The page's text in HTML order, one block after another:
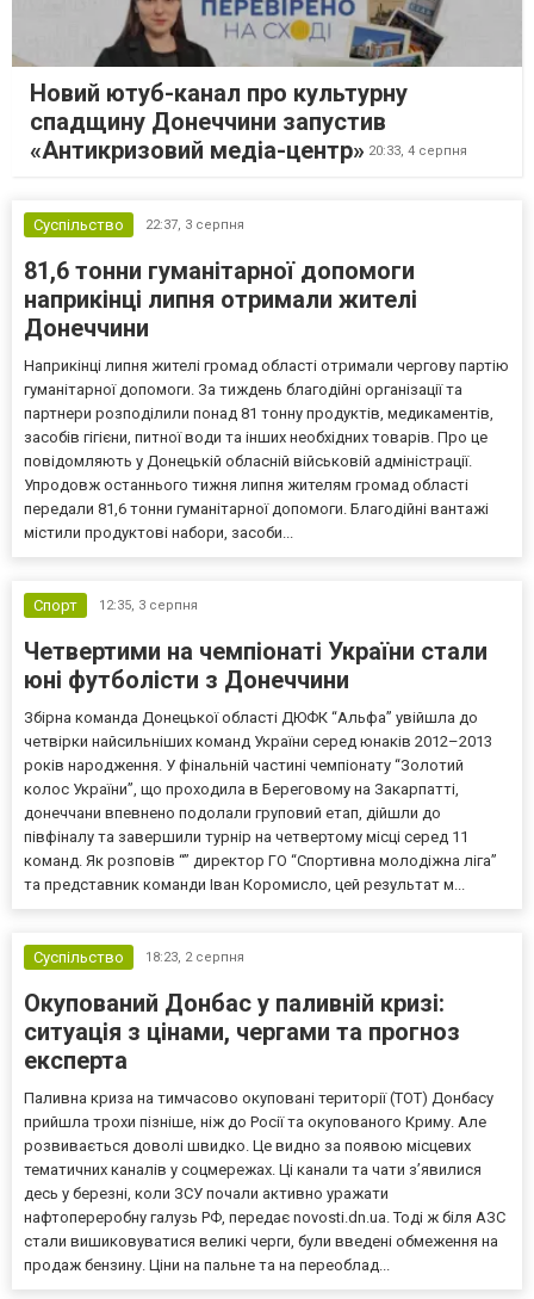
Новий ютуб-канал про культурну
спадщину Донеччини запустив
«Антикризовий медіа-центр» 20:33, 4 серпня
Суспільство 22:37, 3 серпня
81,6 тонни гуманітарної допомоги
наприкінці липня отримали жителі
Донеччини
Наприкінці липня жителі громад області отримали чергову партію
гуманітарної допомоги. За тиждень благодійні організації та
партнери розподілили понад 81 тонну продуктів, медикаментів,
засобів гігієни, питної води та інших необхідних товарів. Про це
повідомляють у Донецькій обласній військовій адміністрації.
Упродовж останнього тижня липня жителям громад області
передали 81,6 тонни гуманітарної допомоги. Благодійні вантажі
містили продуктові набори, засоби...
Спорт 12:35, 3 серпня
Четвертими на чемпіонаті України стали
юні футболісти з Донеччини
Збірна команда Донецької області ДЮФК “Альфа” увійшла до
четвірки найсильніших команд України серед юнаків 2012–2013
років народження. У фінальній частині чемпіонату “Золотий
колос України”, що проходила в Береговому на Закарпатті,
донеччани впевнено подолали груповий етап, дійшли до
півфіналу та завершили турнір на четвертому місці серед 11
команд. Як розповів “” директор ГО “Спортивна молодіжна ліга”
та представник команди Іван Коромисло, цей результат м...
Суспільство 18:23, 2 серпня
Окупований Донбас у паливній кризі:
ситуація з цінами, чергами та прогноз
експерта
Паливна криза на тимчасово окуповані території (ТОТ) Донбасу
прийшла трохи пізніше, ніж до Росії та окупованого Криму. Але
розвивається доволі швидко. Це видно за появою місцевих
тематичних каналів у соцмережах. Ці канали та чати з’явилися
десь у березні, коли ЗСУ почали активно уражати
нафтопереробну галузь РФ, передає novosti.dn.ua. Тоді ж біля АЗС
стали вишиковуватися великі черги, були введені обмеження на
продаж бензину. Ціни на пальне та на переоблад...